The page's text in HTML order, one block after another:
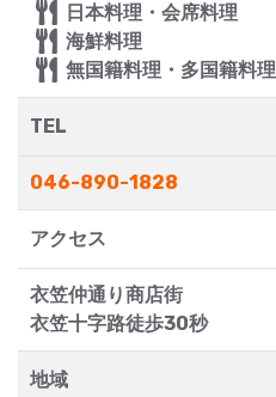
日本料理・会席料理
海鮮料理
無国籍料理・多国籍料理
TEL
046-890-1828
アクセス
衣笠仲通り商店街
衣笠十字路徒歩30秒
地域